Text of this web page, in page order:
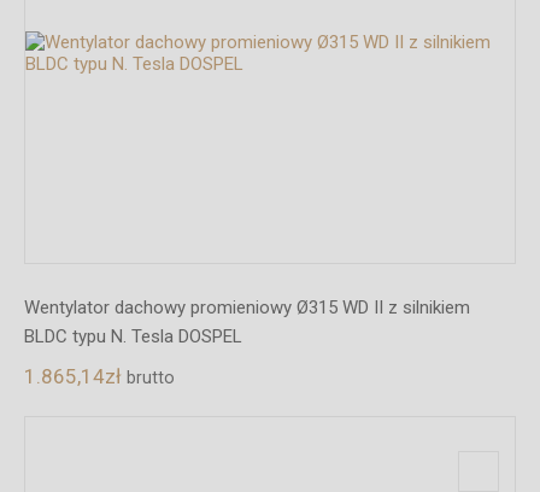
Wentylator dachowy promieniowy Ø315 WD II z silnikiem
BLDC typu N. Tesla DOSPEL
1.865,14zł brutto